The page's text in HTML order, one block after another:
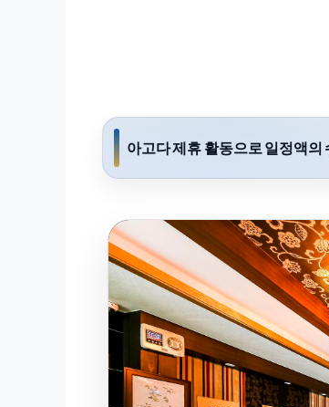
아고다 제휴 활동으로 일정액